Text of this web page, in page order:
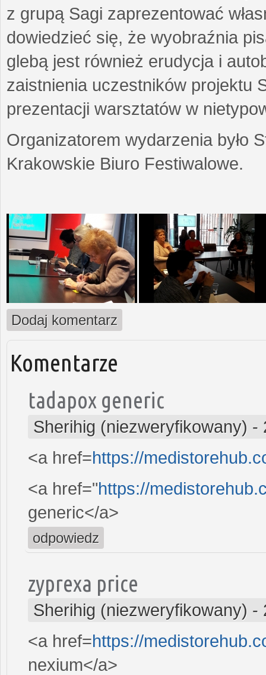
z grupą Sagi zaprezentować
dowiedzieć się, że wyobraźnia
glebą jest również erudycja i
zaistnienia uczestników projektu
prezentacji warsztatów w
Organizatorem wydarzenia było
Krakowskie Biuro Festiwalowe.
Dodaj komentarz
Komentarze
tadapox generic
Sherihig (niezweryfikowany) -
<a href=https://
<a href="https://
generic</a>
odpowiedz
zyprexa price
Sherihig (niezweryfikowany) -
<a href=https://
nexium</a>